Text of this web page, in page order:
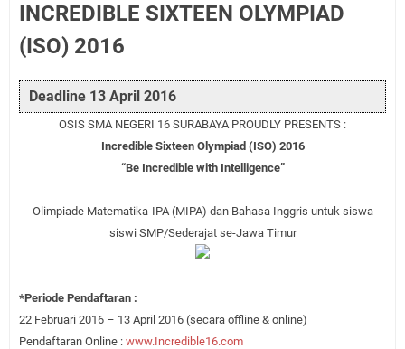
INCREDIBLE SIXTEEN OLYMPIAD
(ISO) 2016
Deadline 13 April 2016
OSIS SMA NEGERI 16 SURABAYA PROUDLY PRESENTS :
Incredible Sixteen Olympiad (ISO) 2016
“Be Incredible with Intelligence”
Olimpiade Matematika-IPA (MIPA) dan Bahasa Inggris untuk siswa
siswi SMP/Sederajat se-Jawa Timur
*Periode Pendaftaran :
22 Februari 2016 – 13 April 2016 (secara offline & online)
Pendaftaran Online : www.Incredible16.com